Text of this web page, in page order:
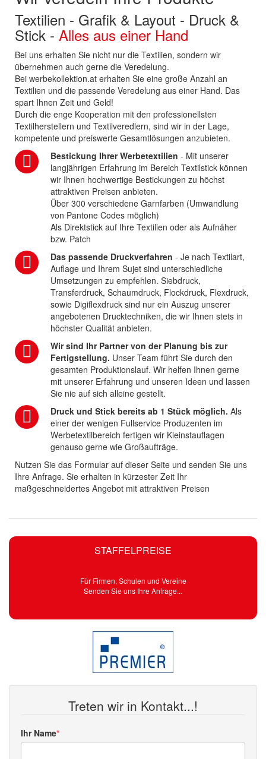
STAFFELPREISE
Für Firmen, Schulen und Vereine
Senden Sie uns Ihre Anfrage...
Treten wir in Kontakt...!
Ihr Name
Textilien - Grafik & Layout - Druck &
Stick - Alles aus einer Hand
Bei uns erhalten Sie nicht nur die Textilien, sondern wir
übernehmen auch gerne die Veredelung.
Bei werbekollektion.at erhalten Sie eine große Anzahl an
Textilien und die passende Veredelung aus einer Hand. Das
spart Ihnen Zeit und Geld!
Durch die enge Kooperation mit den professionellsten
Textilherstellern und Textilveredlern, sind wir in der Lage,
kompetente und preiswerte Gesamtlösungen anzubieten.
Bestickung Ihrer Werbetextilien - Mit unserer
langjährigen Erfahrung im Bereich Textilstick können
wir Ihnen hochwertige Bestickungen zu höchst
attraktiven Preisen anbieten.
Über 300 verschiedene Garnfarben (Umwandlung
von Pantone Codes möglich)
Als Direktstick auf Ihre Textilien oder als Aufnäher
bzw. Patch
Das passende Druckverfahren - Je nach Textilart,
Auflage und Ihrem Sujet sind unterschiedliche
Umsetzungen zu empfehlen. Siebdruck,
Transferdruck, Schaumdruck, Flockdruck, Flexdruck,
sowie Digiflexdruck sind nur ein Auszug unserer
angebotenen Drucktechniken, die wir Ihnen stets in
höchster Qualität anbieten.
Wir sind Ihr Partner von der Planung bis zur
Fertigstellung. Unser Team führt Sie durch den
gesamten Produktionslauf. Wir helfen Ihnen gerne
mit unserer Erfahrung und unseren Ideen und lassen
Sie nie auf sich alleine gestellt.
Druck und Stick bereits ab 1 Stück möglich. Als
einer der wenigen Fullservice Produzenten im
Werbetextilbereich fertigen wir Kleinstauflagen
genauso gerne wie Großaufträge.
Nutzen Sie das Formular auf dieser Seite und senden Sie uns
Ihre Anfrage. Sie erhalten in kürzester Zeit Ihr
maßgeschneidertes Angebot mit attraktiven Preisen